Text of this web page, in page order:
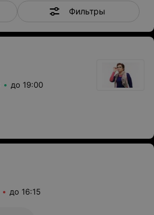
Фильтры
до 19:00
до 16:15